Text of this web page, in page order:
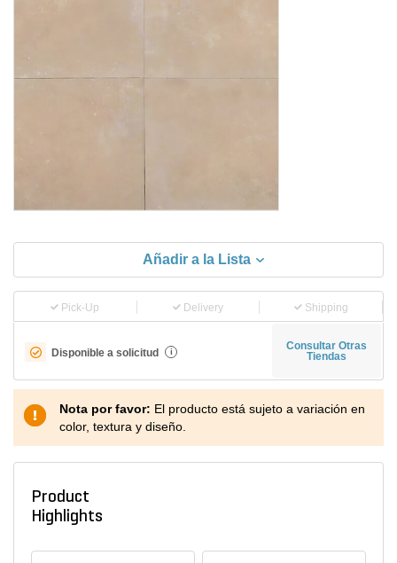
Añadir a la Lista
Pick-Up Delivery Shipping
Disponible a solicitud i
Consultar Otras
Tiendas
Nota por favor: El producto está sujeto a variación en
color, textura y diseño.
Product
Highlights